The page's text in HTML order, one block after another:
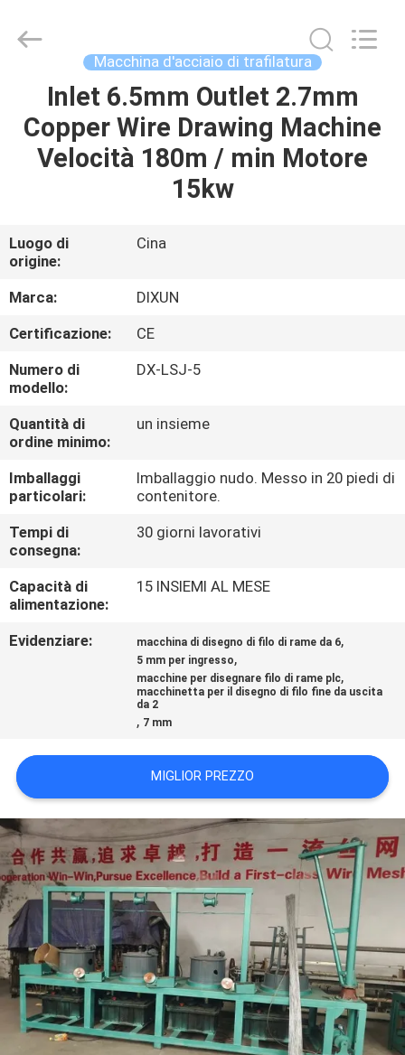
CASA
PRODOTTI
DI
VR
CIRCA
NOI
GIRO
DELLA
FABBRICA
CONTROLLO
QUALITÀ
CONTATTICI
CITAZIONE
MAPPA
DEL
SITO
PRIVACY
POLICY
Mesh
Products
Macchina d'acciaio di trafilatura
Inlet 6.5mm Outlet 2.7mm
Copper Wire Drawing Machine
Velocità 180m / min Motore
15kw
Luogo di
origine:
Cina
Marca:
DIXUN
Certificazione:
CE
Numero di
modello:
DX-LSJ-5
Quantità di
ordine minimo:
un insieme
Imballaggi
particolari:
Imballaggio nudo. Messo in 20 piedi di
contenitore.
Tempi di
consegna:
30 giorni lavorativi
Capacità di
alimentazione:
15 INSIEMI AL MESE
Evidenziare: macchina di disegno di filo di rame da 6,
5 mm per ingresso,
macchine per disegnare filo di rame plc,
macchinetta per il disegno di filo fine da uscita
da 2
, 7 mm
MIGLIOR PREZZO